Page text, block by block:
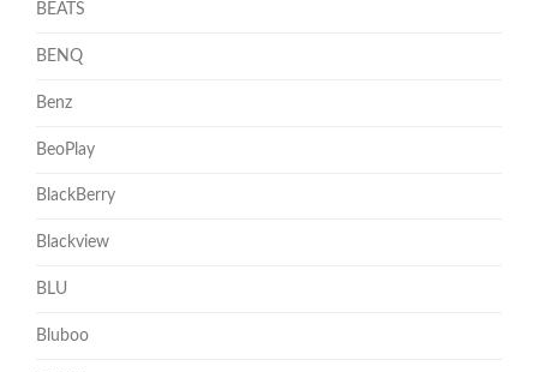
BEATS
BENQ
Benz
BeoPlay
BlackBerry
Blackview
BLU
Bluboo